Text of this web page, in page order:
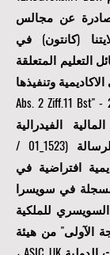
السويسري.
افتراضيًا منذ عام
وكن عضوًا في عائلة
OUS ، نرحب كل عام بما يقارب ال 1800 طالب
من أكثر من 120 دولة. تأسست OUS في سويسرا
الدبلومات في
سويسرا وفقًا للتصاريح رقم 12AUG16kom / DBK
عن مجالس
(كانتون) في
المتعلقة
وتنفيذها
و هي مطابقة ل "المادة 21 Abs. 2 Ziff.11 Bst" -